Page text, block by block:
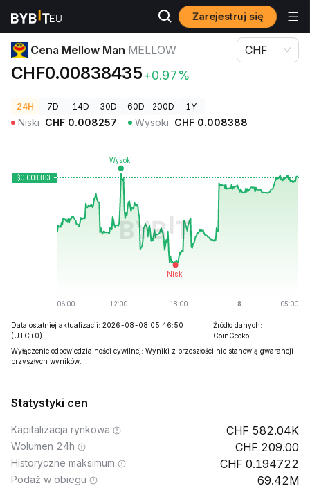
Zarejestruj się
Ceny kryptowalut Cena Mellow Man MELLOW
Cena Mellow Man MELLOW
CHF0.00838435+0.97%
CHF
24H 7D 14D 30D 60D 200D 1Y
Niski CHF 0.008257 Wysoki CHF 0.008388
Data ostatniej aktualizacji: 2026-08-08 05:46:50
(UTC+0)
Źródło danych:
CoinGecko
Wyłączenie odpowiedzialności cywilnej: Wyniki z przeszłości nie stanowią gwarancji
przyszłych wyników.
Statystyki cen
Kapitalizacja rynkowa 582.04K
Wolumen 24h 209.00
Historyczne maksimum 0.194722
Podaż w obiegu 69.42M